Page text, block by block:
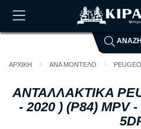
Το
ΑΡΧΙΚΗ ΑΝΑ ΜΟΝΤΕΛΟ
ΑΝΤΑΛΛΑΚΤΙΚΑ
- 2020 ) (P84)